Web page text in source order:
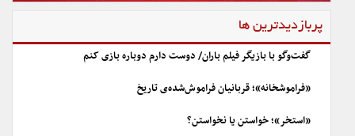
پربازدیدترین ها
گفت‌وگو با بازیگر فیلم باران/ دوست دارم دوباره بازی کنم
«فراموشخانه»؛ قربانیان فراموش‌شده‌ی تاریخ
«استخر»؛ خواستن یا نخواستن؟